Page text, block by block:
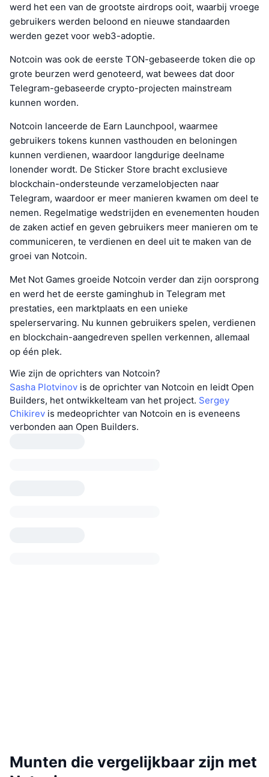
werd het een van de grootste airdrops ooit, waarbij vroege
gebruikers werden beloond en nieuwe standaarden
werden gezet voor web3-adoptie.
Notcoin was ook de eerste TON-gebaseerde token die op
grote beurzen werd genoteerd, wat bewees dat door
Telegram-gebaseerde crypto-projecten mainstream
kunnen worden.
Notcoin lanceerde de Earn Launchpool, waarmee
gebruikers tokens kunnen vasthouden en beloningen
kunnen verdienen, waardoor langdurige deelname
lonender wordt. De Sticker Store bracht exclusieve
blockchain-ondersteunde verzamelobjecten naar
Telegram, waardoor er meer manieren kwamen om deel te
nemen. Regelmatige wedstrijden en evenementen houden
de zaken actief en geven gebruikers meer manieren om te
communiceren, te verdienen en deel uit te maken van de
groei van Notcoin.
Met Not Games groeide Notcoin verder dan zijn oorsprong
en werd het de eerste gaminghub in Telegram met
prestaties, een marktplaats en een unieke
spelerservaring. Nu kunnen gebruikers spelen, verdienen
en blockchain-aangedreven spellen verkennen, allemaal
op één plek.
Wie zijn de oprichters van Notcoin?
Sasha Plotvinov is de oprichter van Notcoin en leidt Open
Builders, het ontwikkelteam van het project. Sergey
Chikirev is medeoprichter van Notcoin en is eveneens
verbonden aan Open Builders.
Munten die vergelijkbaar zijn met